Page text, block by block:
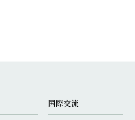
国際交流